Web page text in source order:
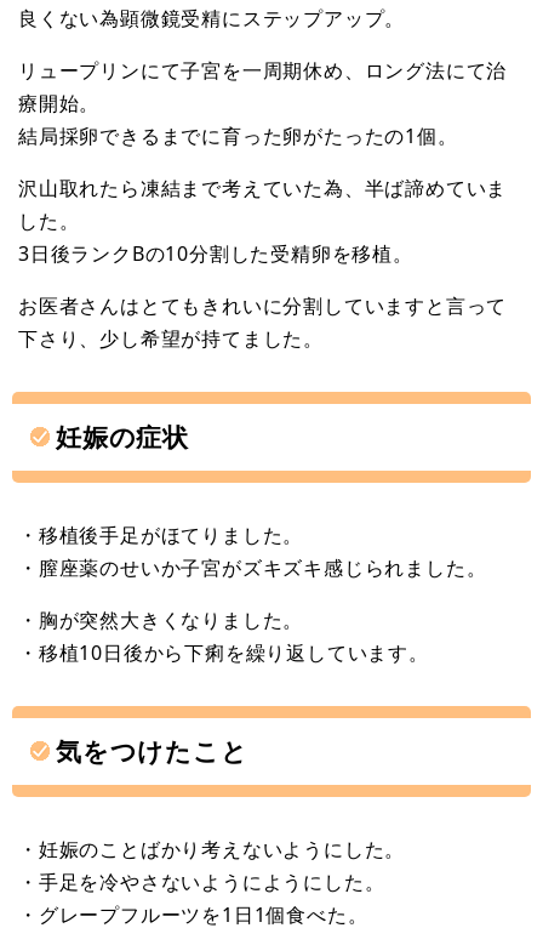
良くない為顕微鏡受精にステップアップ。
リュープリンにて子宮を一周期休め、ロング法にて治
療開始。
結局採卵できるまでに育った卵がたったの1個。
沢山取れたら凍結まで考えていた為、半ば諦めていま
した。
3日後ランクBの10分割した受精卵を移植。
お医者さんはとてもきれいに分割していますと言って
下さり、少し希望が持てました。
妊娠の症状
・移植後手足がほてりました。
・膣座薬のせいか子宮がズキズキ感じられました。
・胸が突然大きくなりました。
・移植10日後から下痢を繰り返しています。
気をつけたこと
・妊娠のことばかり考えないようにした。
・手足を冷やさないようにようにした。
・グレープフルーツを1日1個食べた。